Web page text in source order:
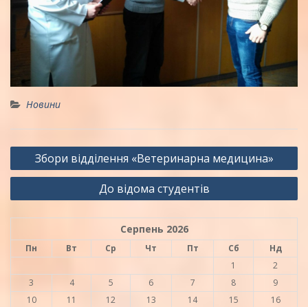
Новини
Навігація
записів
Збори відділення «Ветеринарна медицина»
До відома студентів
Серпень 2026
Пн Вт Ср Чт Пт Сб
Нд
1
2
3
4 5 6 7 8
9
10
11 12 13 14 15
16